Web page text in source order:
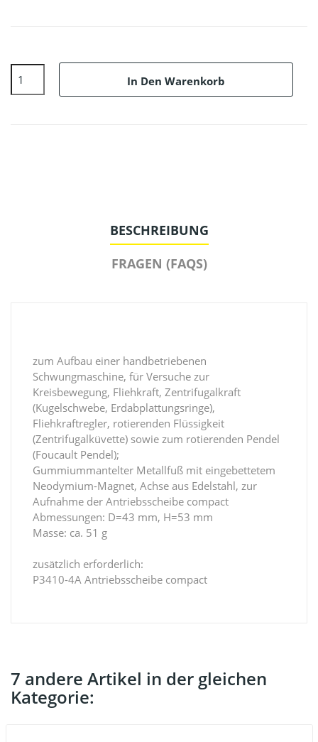
In Den Warenkorb
BESCHREIBUNG
FRAGEN (FAQS)
zum Aufbau einer handbetriebenen
Schwungmaschine, für Versuche zur
Kreisbewegung, Fliehkraft, Zentrifugalkraft
(Kugelschwebe, Erdabplattungsringe),
Fliehkraftregler, rotierenden Flüssigkeit
(Zentrifugalküvette) sowie zum rotierenden Pendel
(Foucault Pendel);
Gummiummantelter Metallfuß mit eingebettetem
Neodymium-Magnet, Achse aus Edelstahl, zur
Aufnahme der Antriebsscheibe compact
Abmessungen: D=43 mm, H=53 mm
Masse: ca. 51 g
zusätzlich erforderlich:
P3410-4A Antriebsscheibe compact
7 andere Artikel in der gleichen
Kategorie: